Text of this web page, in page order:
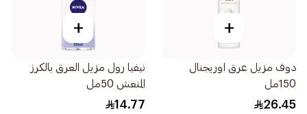
+
دوف مزيل عرق اوريجنال
150مل
26.45
+
نيفيا رول مزيل العرق بالكرز
المنعش 50مل
14.77